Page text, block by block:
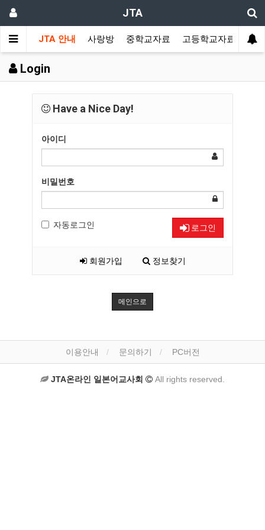
JTA
JTA 안내 사랑방 중학교자료 고등학교자료 멀
Login
Have a Nice Day!
아이디
비밀번호
자동로그인 로그인
회원가입 정보찾기
메인으로
이용안내 문의하기 PC버전
JTA온라인 일본어교사회 All rights reserved.